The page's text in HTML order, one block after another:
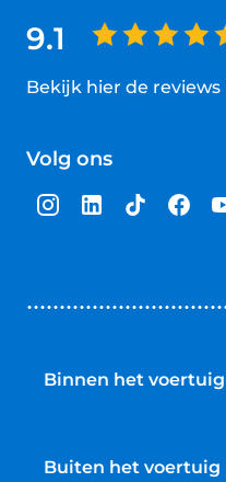
9.1
Bekijk hier de reviews
van
sterren
Volg ons
Binnen het voertuig
Laadruimtebekleding
Buiten het voertuig